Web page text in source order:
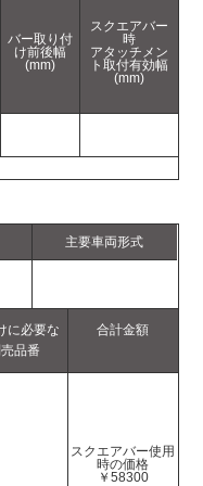
バー取り付
け前後幅
(mm)
スクエアバー
時
アタッチメン
ト取付有効幅
(mm)
主要車両形式
に必要な
品番
合計金額
スクエアバー使用
時の価格
￥58300